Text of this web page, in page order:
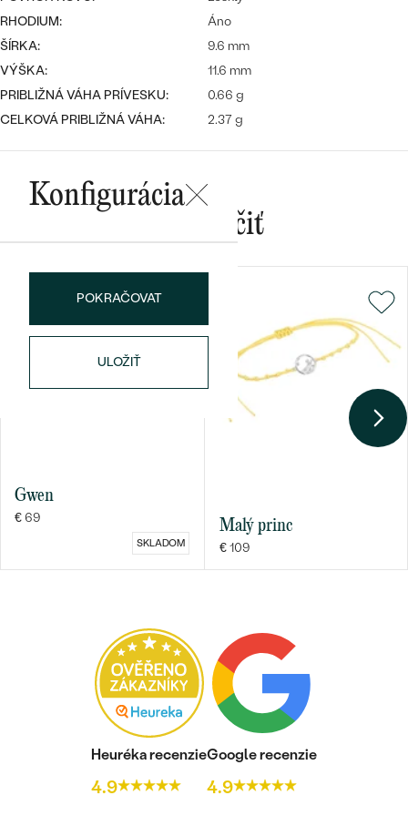
Wave kolekcia
PODĽA TVARU DRAHOKAMU
NA MIERU
DIAMANTY
Bestsellery
OBJAVIŤ
náušnice
Personalizované
prívesky
OBJAVIŤ
Najpredávanejšie
prstene
RHODIUM:
Áno
ŠÍRKA:
9.6 mm
VÝŠKA:
11.6 mm
PRIBLIŽNÁ VÁHA PRÍVESKU:
0.66 g
CELKOVÁ PRIBLIŽNÁ VÁHA:
2.37 g
Konfigurácia
POKRAČOVAT
ULOŽIŤ
Mohlo by sa vám páčiť
Gwen
€ 69
SKLADOM
Malý princ
€ 109
Heuréka recenzie
4.9
Google recenzie
4.9